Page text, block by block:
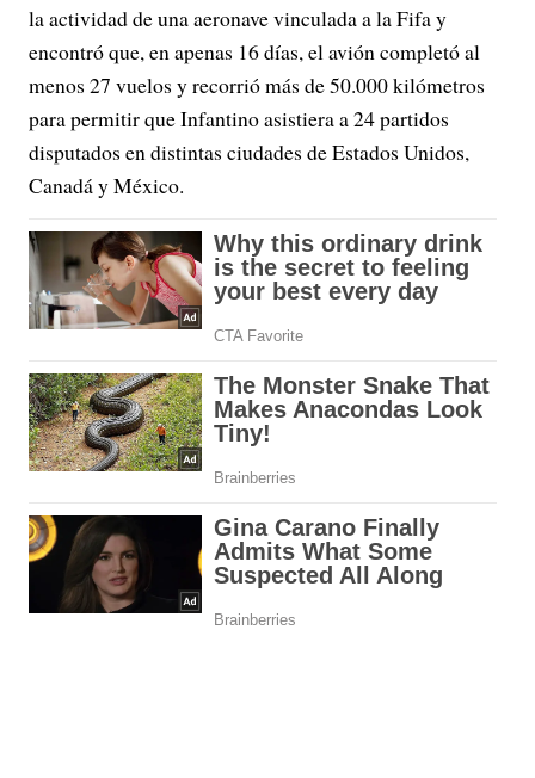
la actividad de una aeronave vinculada a la Fifa y
encontró que, en apenas 16 días, el avión completó al
menos 27 vuelos y recorrió más de 50.000 kilómetros
para permitir que Infantino asistiera a 24 partidos
disputados en distintas ciudades de Estados Unidos,
Canadá y México.